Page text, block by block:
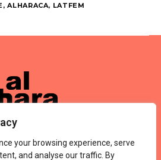
your browsing experience, serve
and analyse our traffic. By
ALHARACA, LATFEM
UsPolítica De Privacidad
PolicyForums